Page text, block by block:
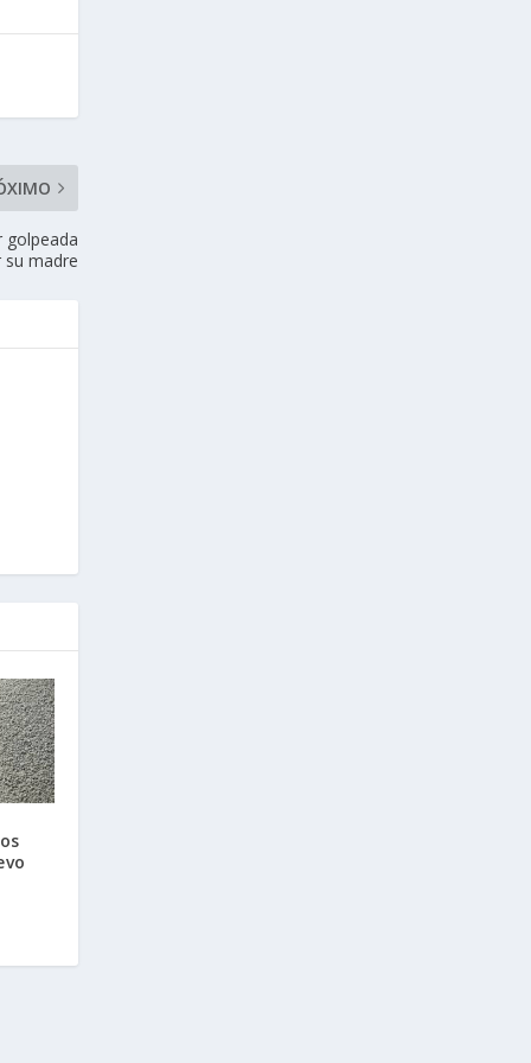
golpeada
madre